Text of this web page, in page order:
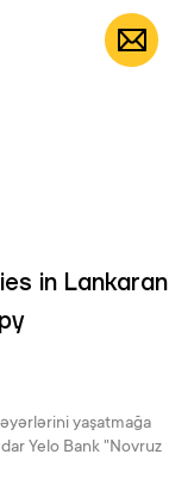
EN
in Lankaran
yaşatmağa
Yelo Bank "Novruz